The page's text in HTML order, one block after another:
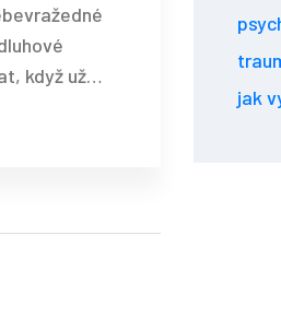
když už
jak